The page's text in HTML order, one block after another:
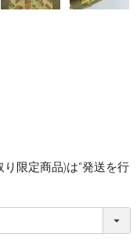
限定商品)は“発送を行